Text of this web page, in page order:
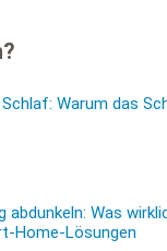
Warum das
abdunkeln: Was
Home-Lösungen